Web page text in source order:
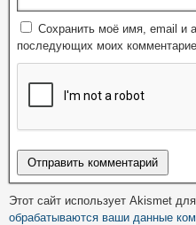
Сохранить моё имя, email и
последующих моих
Этот сайт использует Akismet
обрабатываются ваши данные